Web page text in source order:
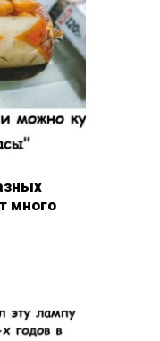
много